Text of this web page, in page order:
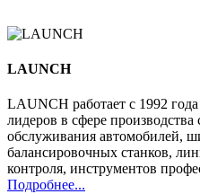
LAUNCH
LAUNCH работает с 1992
лидеров в сфере производства
обслуживания автомобилей,
балансировочных станков,
контроля, инструментов
Подробнее...